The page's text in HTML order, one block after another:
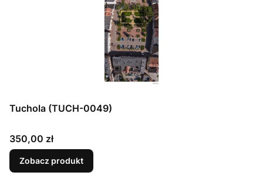
Tuchola (TUCH-0049)
Cena
350,00 zł
Zobacz produkt